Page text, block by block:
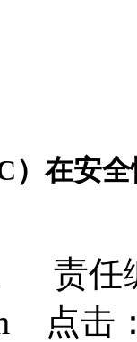
）在安
责
点击